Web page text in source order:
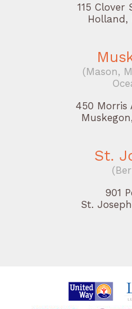
115 Clover
Holland,
(Mason,
450 Morris
St.
901
St.